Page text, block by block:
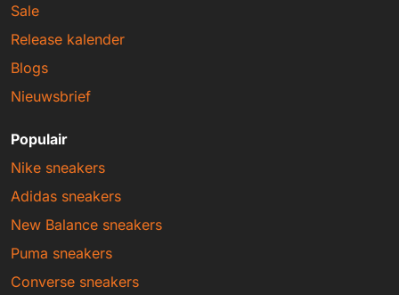
Sale
Release kalender
Blogs
Nieuwsbrief
Populair
Nike sneakers
Adidas sneakers
New Balance sneakers
Puma sneakers
Converse sneakers